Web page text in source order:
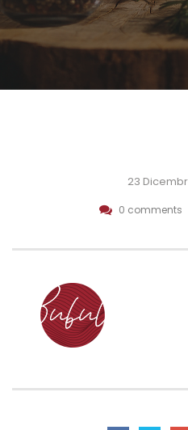
23
0 comments